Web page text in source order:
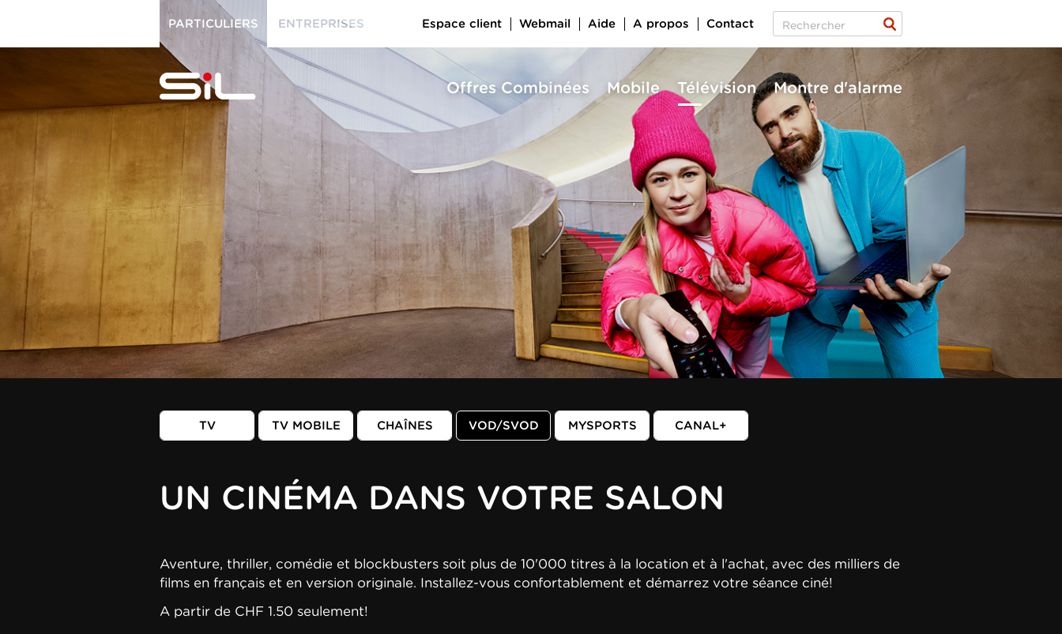
SiL
multimédia
TV TV MOBILE CHAÎNES VOD/SVOD MYSPORTS CANAL+
UN CINÉMA DANS VOTRE SALON
Aventure, thriller, comédie et blockbusters soit plus de 10'000 titres à la location et à l'achat, avec des milliers de
films en français et en version originale. Installez-vous confortablement et démarrez votre séance ciné!
A partir de CHF 1.50 seulement!
PARTICULIERS
PARTICULIERS
Offres Combinées Mobile Télévision Montre d'alarme
ENTREPRISES
ENTREPRISES
Espace client Webmail Aide A propos Contact